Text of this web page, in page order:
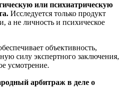
или психиатрическую
Исследуется только продукт
а не личность и психическое
объективность,
силу экспертного заключения,
усмотрение.
арбитраж в деле о